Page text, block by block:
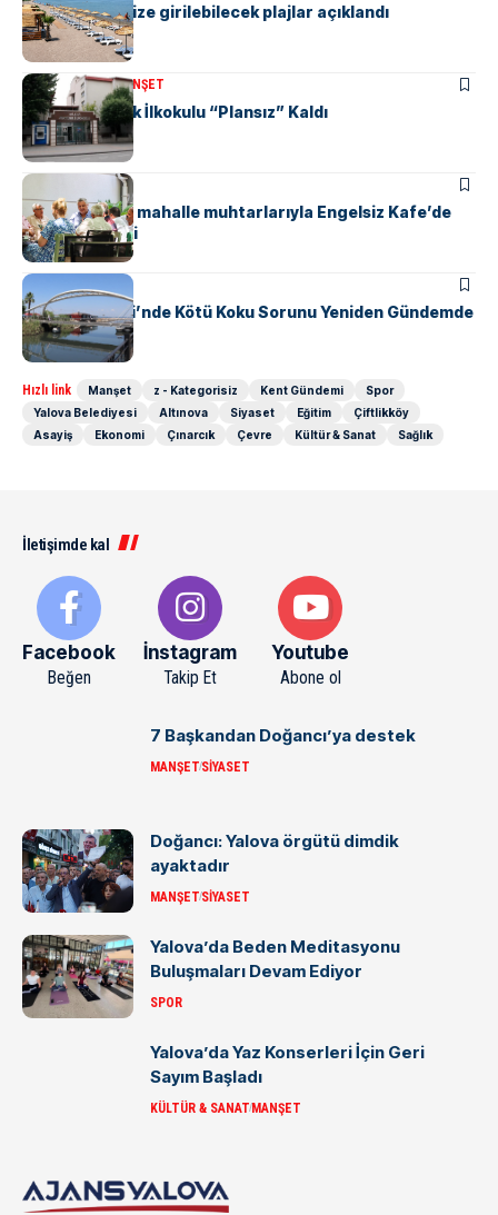
Yalova’da denize girilebilecek plajlar açıklandı
KENT GÜNDEMIMANŞET
Yalova Atatürk İlkokulu “Plansız” Kaldı
KENT GÜNDEMI
Başkan Gürel, mahalle muhtarlarıyla Engelsiz Kafe’de
bir araya geldi
KENT GÜNDEMI
Safran Deresi’nde Kötü Koku Sorunu Yeniden Gündemde
Hızlı link Manşet z - Kategorisiz Kent Gündemi
Spor
Yalova Belediyesi
Altınova Siyaset Eğitim
Çiftlikköy
Asayiş
Ekonomi Çınarcık Çevre Kültür & Sanat Sağlık
İletişimde kal
Facebook
Beğen
İnstagram
Takip Et
Youtube
Abone ol
7 Başkandan Doğancı’ya destek
MANŞETSIYASET
Doğancı: Yalova örgütü dimdik
ayaktadır
MANŞETSIYASET
Yalova’da Beden Meditasyonu
Buluşmaları Devam Ediyor
SPOR
Yalova’da Yaz Konserleri İçin Geri
Sayım Başladı
KÜLTÜR & SANATMANŞET